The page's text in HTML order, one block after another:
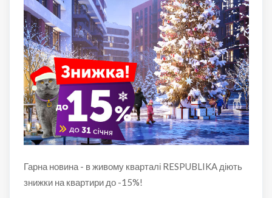
Гарна новина - в живому кварталі RESPUBLIKA діють
знижки на квартири до -15%!